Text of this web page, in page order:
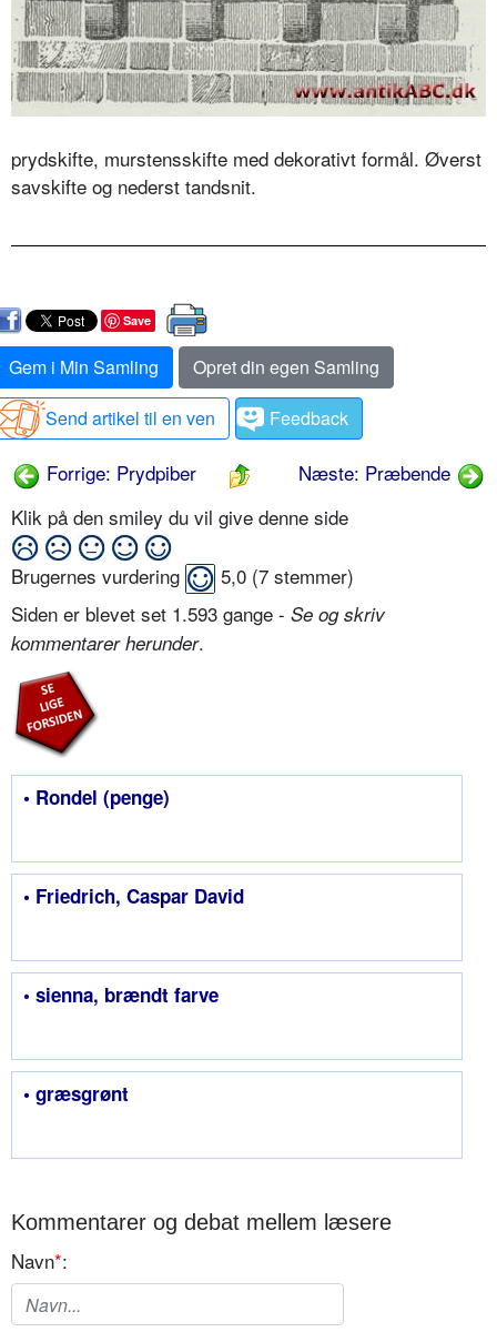
prydskifte, murstensskifte med dekorativt formål. Øverst
savskifte og nederst tandsnit.
Save
Gem i Min Samling
Opret din egen Samling
Send artikel til en ven
Feedback
Forrige: Prydpiber
Næste: Præbende
Klik på den smiley du vil give denne side
Brugernes vurdering 5,0 (7 stemmer)
Siden er blevet set 1.593 gange - Se og skriv
kommentarer herunder.
• Rondel (penge)
• Friedrich, Caspar David
• sienna, brændt farve
• græsgrønt
Kommentarer og debat mellem læsere
Navn*: